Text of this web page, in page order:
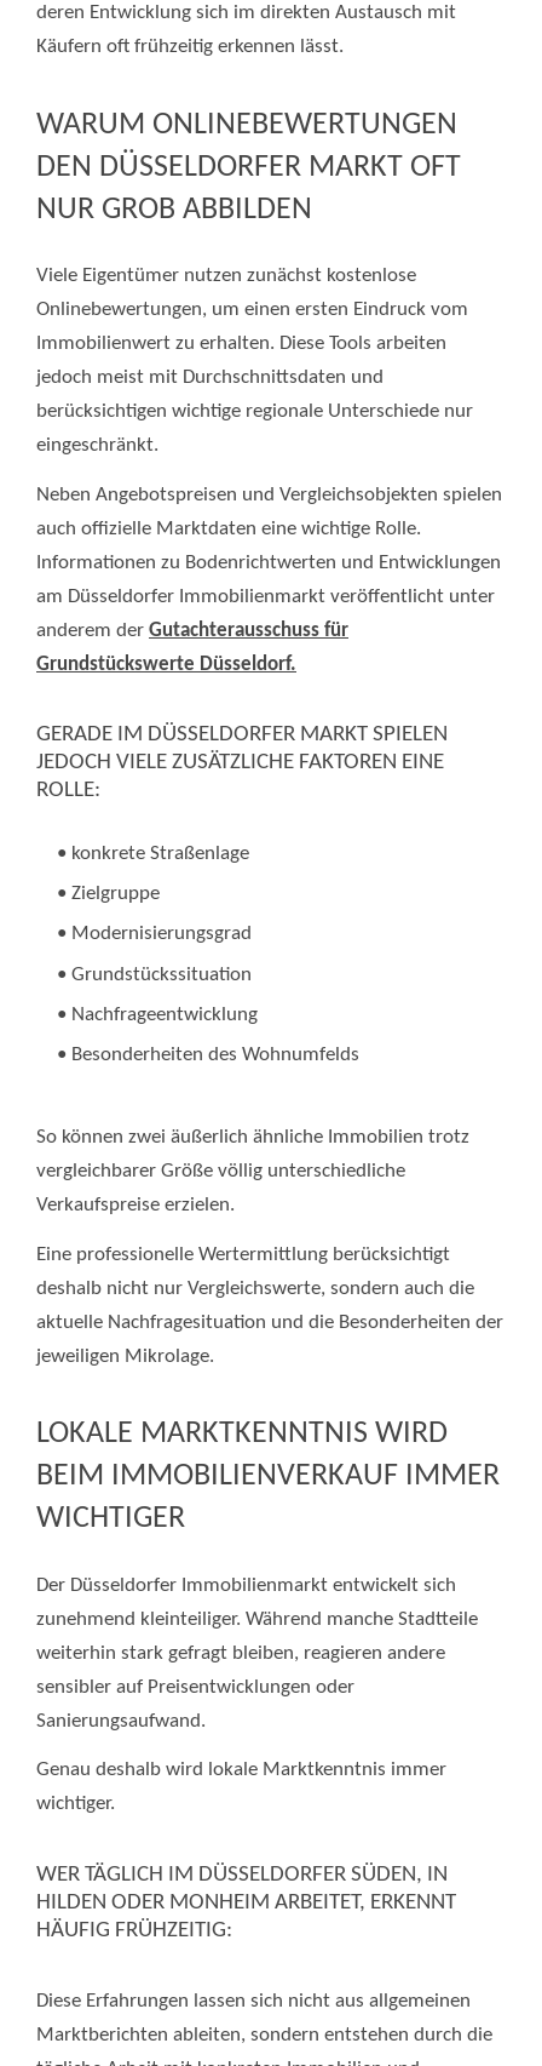
deren Entwicklung sich im direkten Austausch mit
Käufern oft frühzeitig erkennen lässt.
WARUM ONLINEBEWERTUNGEN
DEN DÜSSELDORFER MARKT OFT
NUR GROB ABBILDEN
Viele Eigentümer nutzen zunächst kostenlose
Onlinebewertungen, um einen ersten Eindruck vom
Immobilienwert zu erhalten. Diese Tools arbeiten
jedoch meist mit Durchschnittsdaten und
berücksichtigen wichtige regionale Unterschiede nur
eingeschränkt.
Neben Angebotspreisen und Vergleichsobjekten spielen
auch offizielle Marktdaten eine wichtige Rolle.
Informationen zu Bodenrichtwerten und Entwicklungen
am Düsseldorfer Immobilienmarkt veröffentlicht unter
anderem der Gutachterausschuss für
Grundstückswerte Düsseldorf.
GERADE IM DÜSSELDORFER MARKT SPIELEN
JEDOCH VIELE ZUSÄTZLICHE FAKTOREN EINE
ROLLE:
• konkrete Straßenlage
• Zielgruppe
• Modernisierungsgrad
• Grundstückssituation
• Nachfrageentwicklung
• Besonderheiten des Wohnumfelds
So können zwei äußerlich ähnliche Immobilien trotz
vergleichbarer Größe völlig unterschiedliche
Verkaufspreise erzielen.
Eine professionelle Wertermittlung berücksichtigt
deshalb nicht nur Vergleichswerte, sondern auch die
aktuelle Nachfragesituation und die Besonderheiten der
jeweiligen Mikrolage.
LOKALE MARKTKENNTNIS WIRD
BEIM IMMOBILIENVERKAUF IMMER
WICHTIGER
Der Düsseldorfer Immobilienmarkt entwickelt sich
zunehmend kleinteiliger. Während manche Stadtteile
weiterhin stark gefragt bleiben, reagieren andere
sensibler auf Preisentwicklungen oder
Sanierungsaufwand.
Genau deshalb wird lokale Marktkenntnis immer
wichtiger.
WER TÄGLICH IM DÜSSELDORFER SÜDEN, IN
HILDEN ODER MONHEIM ARBEITET, ERKENNT
HÄUFIG FRÜHZEITIG:
Diese Erfahrungen lassen sich nicht aus allgemeinen
Marktberichten ableiten, sondern entstehen durch die